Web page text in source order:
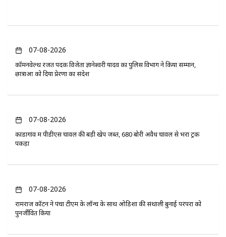
07-08-2026
कॉमनवेल्थ रजत पदक विजेता ज्ञानेश्वरी यादव का पुलिस विभाग ने किया सम्मान,
छात्राओं को दिया प्रेरणा का संदेश
07-08-2026
कोंडागांव में पीडीएस चावल की बड़ी खेप जब्त, 680 बोरी अवैध चावल से भरा ट्रक
पकड़ा
07-08-2026
रामराज कॉटन ने पंचा टीएम के लॉन्च के साथ ओडिशा की संथाली बुनाई परंपरा को
पुनर्जीवित किया